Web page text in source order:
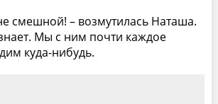
смешной! – возмутилась Наташа.
Мы с ним почти каждое
куда-нибудь.